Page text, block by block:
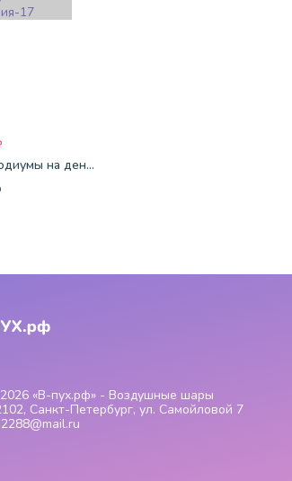
Мини подиумы на день рождения-17
«В-пух.рф» - Воздушные шары
Санкт-Петербург, ул. Самойловой 7